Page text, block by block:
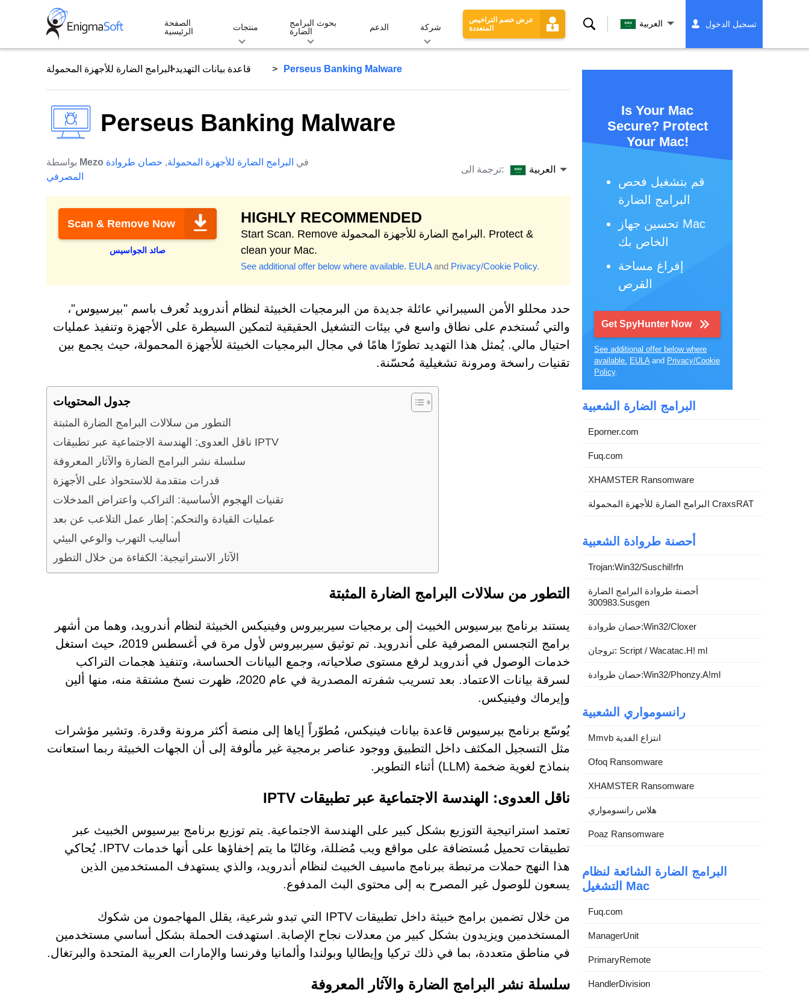
الصفحة
الرئيسية
منتجات
بحوث البرامج
الضارة
الدعم شركة
عرض خصم التراخيص
المتعددة
بحث العربية تسجيل الدخول
قاعدة بيانات التهديد البرامج الضارة للأجهزة المحمولة Perseus Banking Malware
Perseus Banking Malware
Mezo في البرامج الضارة للأجهزة المحمولة, حصان طروادة
المصرفي
ترجمة الى: العربية
Scan & Remove Now
صائد الجواسيس
HIGHLY RECOMMENDED
Start Scan. Remove البرامج الضارة للأجهزة المحمولة. Protect &
clean your Mac.
See additional offer below where available. EULAand Privacy/Cookie Policy.
حدد محللو الأمن السيبراني عائلة جديدة من البرمجيات الخبيثة لنظام أندرويد تُعرف باسم "بيرسيوس"،
والتي تُستخدم على نطاق واسع في بيئات التشغيل الحقيقية لتمكين السيطرة على الأجهزة وتنفيذ عمليات
احتيال مالي. يُمثل هذا التهديد تطورًا هامًا في مجال البرمجيات الخبيثة للأجهزة المحمولة، حيث يجمع بين
تقنيات راسخة ومرونة تشغيلية مُحسّنة.
جدول المحتويات
التطور من سلالات البرامج الضارة المثبتة
ناقل العدوى: الهندسة الاجتماعية عبر تطبيقات IPTV
سلسلة نشر البرامج الضارة والآثار المعروفة
قدرات متقدمة للاستحواذ على الأجهزة
تقنيات الهجوم الأساسية: التراكب واعتراض المدخلات
عمليات القيادة والتحكم: إطار عمل التلاعب عن بعد
أساليب التهرب والوعي البيئي
الآثار الاستراتيجية: الكفاءة من خلال التطور
التطور من سلالات البرامج الضارة المثبتة
يستند برنامج بيرسيوس الخبيث إلى برمجيات سيربيروس وفينيكس الخبيثة لنظام أندرويد، وهما من أشهر
برامج التجسس المصرفية على أندرويد. تم توثيق سيربيروس لأول مرة في أغسطس 2019، حيث استغل
خدمات الوصول في أندرويد لرفع مستوى صلاحياته، وجمع البيانات الحساسة، وتنفيذ هجمات التراكب
لسرقة بيانات الاعتماد. بعد تسريب شفرته المصدرية في عام 2020، ظهرت نسخ مشتقة منه، منها ألين
وإيرماك وفينيكس.
يُوسّع برنامج بيرسيوس قاعدة بيانات فينيكس، مُطوّراً إياها إلى منصة أكثر مرونة وقدرة. وتشير مؤشرات
مثل التسجيل المكثف داخل التطبيق ووجود عناصر برمجية غير مألوفة إلى أن الجهات الخبيثة ربما استعانت
بنماذج لغوية ضخمة (LLM) أثناء التطوير.
ناقل العدوى: الهندسة الاجتماعية عبر تطبيقات IPTV
تعتمد استراتيجية التوزيع بشكل كبير على الهندسة الاجتماعية. يتم توزيع برنامج بيرسيوس الخبيث عبر
تطبيقات تحميل مُستضافة على مواقع ويب مُضللة، وغالبًا ما يتم إخفاؤها على أنها خدمات IPTV. يُحاكي
هذا النهج حملات مرتبطة ببرنامج ماسيف الخبيث لنظام أندرويد، والذي يستهدف المستخدمين الذين
يسعون للوصول غير المصرح به إلى محتوى البث المدفوع.
من خلال تضمين برامج خبيثة داخل تطبيقات IPTV التي تبدو شرعية، يقلل المهاجمون من شكوك
المستخدمين ويزيدون بشكل كبير من معدلات نجاح الإصابة. استهدفت الحملة بشكل أساسي مستخدمين
في مناطق متعددة، بما في ذلك تركيا وإيطاليا وبولندا وألمانيا وفرنسا والإمارات العربية المتحدة والبرتغال.
سلسلة نشر البرامج الضارة والآثار المعروفة
Is Your Mac
Secure? Protect
Your Mac!
قم بتشغيل فحص
البرامج الضارة
تحسين جهاز Mac
الخاص بك
إفراغ مساحة
القرص
Get SpyHunter Now
See additional offer below where
available. EULAand Privacy/Cookie
Policy.
البرامج الضارة الشعبية
Eporner.com
Fuq.com
XHAMSTER Ransomware
البرامج الضارة للأجهزة المحمولة CraxsRAT
أحصنة طروادة الشعبية
Trojan:Win32/Suschil!rfn
أحصنة طروادة البرامج الضارة
300983.Susgen
حصان طروادة:Win32/Cloxer
تروجان: Script / Wacatac.H! ml
حصان طروادة:Win32/Phonzy.A!ml
رانسومواري الشعبية
Mmvb انتزاع الفدية
Ofoq Ransomware
XHAMSTER Ransomware
هلاس رانسومواري
Poaz Ransomware
البرامج الضارة الشائعة لنظام
التشغيل Mac
Fuq.com
ManagerUnit
PrimaryRemote
HandlerDivision